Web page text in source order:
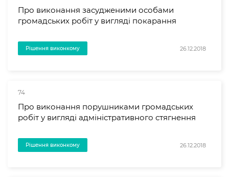
Про виконання засудженими особами
громадських робіт у вигляді покарання
Рішення виконкому 26.12.2018
74
Про виконання порушниками громадських
робіт у вигляді адміністративного стягнення
Рішення виконкому 26.12.2018